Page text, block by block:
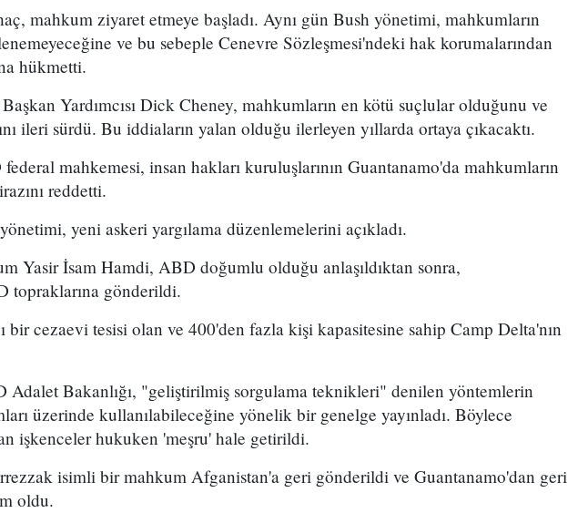
mahkum ziyaret etmeye başladı. Aynı gün Bush yönetimi, mahkumların
ve bu sebeple Cenevre Sözleşmesi'ndeki hak korumalarından
hükmetti.
Yardımcısı Dick Cheney, mahkumların en kötü suçlular olduğunu ve
ileri sürdü. Bu iddiaların yalan olduğu ilerleyen yıllarda ortaya çıkacaktı.
mahkemesi, insan hakları kuruluşlarının Guantanamo'da mahkumların
reddetti.
yeni askeri yargılama düzenlemelerini açıkladı.
Yasir İsam Hamdi, ABD doğumlu olduğu anlaşıldıktan sonra,
topraklarına gönderildi.
bir cezaevi tesisi olan ve 400'den fazla kişi kapasitesine sahip Camp Delta'nın
Adalet Bakanlığı, "geliştirilmiş sorgulama teknikleri" denilen yöntemlerin
üzerinde kullanılabileceğine yönelik bir genelge yayınladı. Böylece
işkenceler hukuken 'meşru' hale getirildi.
isimli bir mahkum Afganistan'a geri gönderildi ve Guantanamo'dan geri
oldu.